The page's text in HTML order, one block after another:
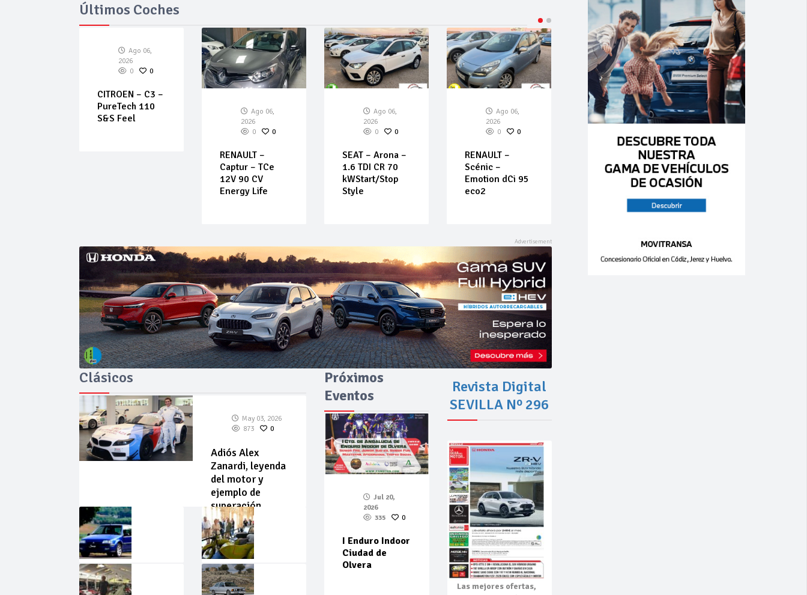
Últimos Coches
Ago 06,
2026
0
0
CITROEN – C3 –
PureTech 110
S&S Feel
Ago 06,
2026
0
0
RENAULT –
Captur – TCe
12V 90 CV
Energy Life
Ago 06,
2026
0
0
SEAT – Arona –
1.6 TDI CR 70
kWStart/Stop
Style
Ago 06,
2026
0
0
RENAULT –
Scénic –
Emotion dCi 95
eco2
Ago 06,
2026
Mégane – 1.9
dCi 5p. Confort
Authentique
2026
Outlander –
Clásicos
May 03, 2026
873
0
Adiós Alex
Zanardi, leyenda
del motor y
ejemplo de
superación
May
Abr
Próximos
Eventos
Jul 20,
2026
335
0
I Enduro Indoor
Ciudad de
Olvera
Revista Digital
SEVILLA Nº 296
Las mejores ofertas,